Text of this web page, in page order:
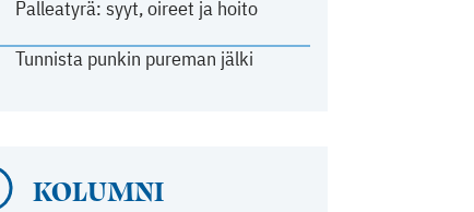
Palleatyrä: syyt, oireet ja hoito
Tunnista punkin pureman jälki
KOLUMNI